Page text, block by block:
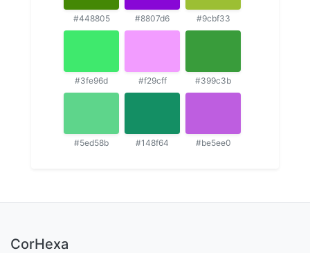
#448805 #8807d6 #9cbf33
#3fe96d #f29cff #399c3b
#5ed58b #148f64 #be5ee0
CorHexa